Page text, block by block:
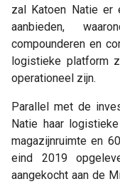
zal Katoen Natie er
aanbieden,
compounderen en
logistieke platform
operationeel zijn.
Parallel met de
Natie haar
magazijnruimte en
eind 2019
aangekocht aan de